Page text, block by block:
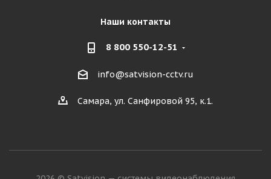
Наши контакты
8 800 550-12-51
info@satvision-cctv.ru
Самара, ул. Санфировой 95, к.1.